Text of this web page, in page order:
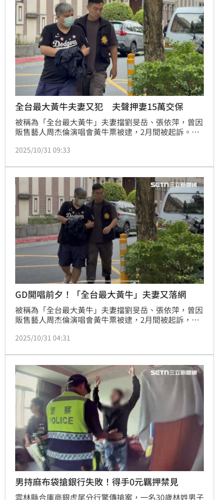
全台最大黃牛夫妻又犯 夫聲押妻15萬交保
被稱為「全台最大黃牛」夫妻擋劉旻岳、張依萍，曾因
販售藝人周杰倫演唱會黃牛票被逮，2月間被起訴。但
權志龍（G-DRAGON）7月間來台開演唱會，再度做起
林韋德拘提到案，31日移送北檢複訊，訊後張依萍15
萬元交保、林韋德5萬元交保，劉旻岳則聲押禁見。
2025/10/31 09:33
GD開唱前夕！「全台最大黃牛」夫妻又落網
被稱為「全台最大黃牛」夫妻擋劉旻岳、張依萍，曾因
販售藝人周杰倫演唱會黃牛票被逮，2月間被起訴，台
個月，夫妻倆竟又重操舊業，利用韓國歌手權志龍（G-
意。台北地檢署30日指揮刑事局將2人及助理林韋德拘
提到案，31日移送北檢複訊。
2025/10/31 04:31
男持麻布袋搶銀行失敗！得手0元羈押禁見
雲林縣合庫商銀虎尾分行驚傳搶案，一名30歲林姓男子